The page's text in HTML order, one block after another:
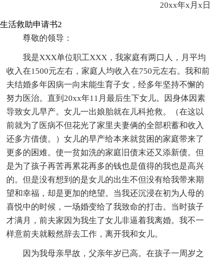
20xx年x月x日
生活救助申请书2
尊敬的领导：
我是XXX单位职工XXX，我家庭有两口人，月平均
收入在1500元左右，家庭人均收入在750元左右。我和前
夫结婚多年因病一向末能生育子女，经多年坚持不懈的
努力医治。直到20xx年11月最后生下女儿。因身体因素
导致女儿早产。女儿一出娘胎就在儿科抢救。（在这以
前就为了医病不但花光了家里夫妻俩的全部积蓄和收入
还多方借债。）女儿的早产给本来就贫困的家庭带来了
更多的困难。使一贫如洗的家庭旧债末还又添新债。但
是为了孩子再苦再累花再多的钱也是值得的我也是高兴
的。但是没有想到的是女儿的出生不但没有给我带来期
望和幸福，却是更加的绝望。当我还沉浸在初为人母的
喜悦中的时候，一场婚变给了我致命的打击。当时孩子
才满月，前夫家因为我生了女儿非逼着我离婚。我不一
样意前夫就毅然辞去工作，离开我和女儿。
因为我母亲早故，父亲年岁已高。在孩子一周岁之